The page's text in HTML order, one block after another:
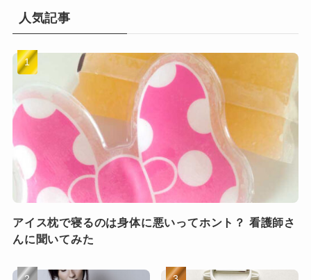
人気記事
アイス枕で寝るのは身体に悪いってホント？ 看護師さ
んに聞いてみた